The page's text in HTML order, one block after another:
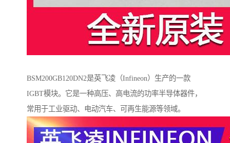
BSM200GB120DN2是英飞凌（Infineon）生产的一款
IGBT模块。它是一种高压、高电流的功率半导体器件，
常用于工业驱动、电动汽车、可再生能源等领域。